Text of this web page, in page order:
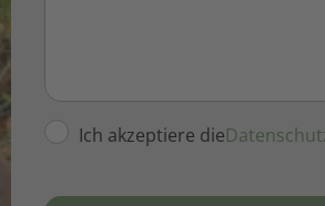
Ich akzeptiere die